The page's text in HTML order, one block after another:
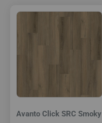
Avanto Click SRC Smoky